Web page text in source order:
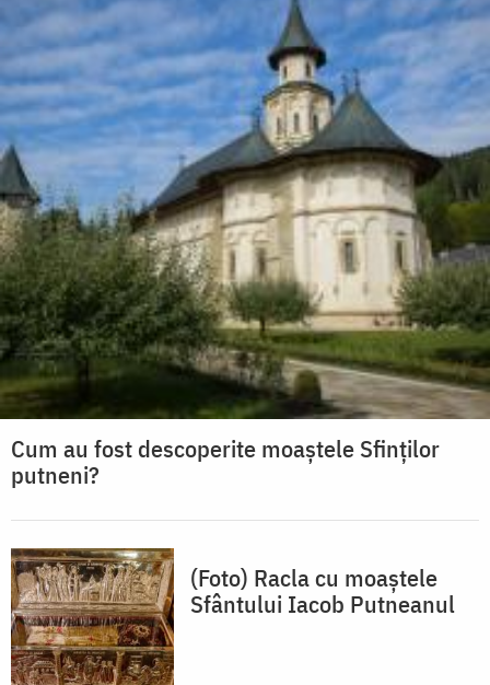
Cum au fost descoperite moaștele Sfinților
putneni?
(Foto) Racla cu moaștele
Sfântului Iacob Putneanul